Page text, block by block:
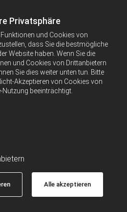
Privatsphäre
und Cookies von
dass Sie die bestmögliche
Website haben. Wenn Sie die
und Cookies von Drittanbietern
Sie dies weiter unten tun. Bitte
Akzeptieren von Cookies von
Nutzung beeinträchtigt.
Alle akzeptieren